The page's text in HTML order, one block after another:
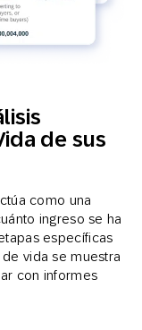
de sus
como una
ingreso se ha
específicas
vida se muestra
con informes